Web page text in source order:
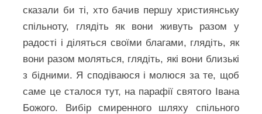
сказали би ті, хто бачив першу християнську
спільноту, глядіть як вони живуть разом у
радості і діляться своїми благами, глядіть, як
вони разом моляться, глядіть, які вони близькі
з бідними. Я сподіваюся і молюся за те, щоб
саме це сталося тут, на парафії святого Івана
Божого. Вибір смиренного шляху спільного